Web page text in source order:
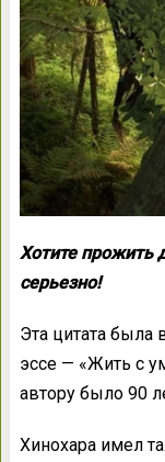
Хотите прожить
серьезно!
Эта цитата была
эссе — «Жить с
автору было 90
Хинохара имел